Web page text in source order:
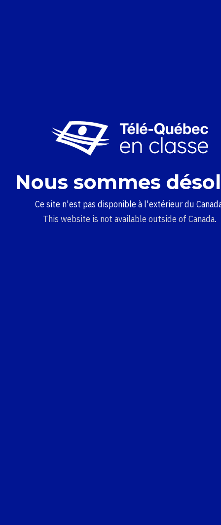
Nous sommes
Ce site n'est pas disponible à l'extérieur du
This website is not available outside of Canada.